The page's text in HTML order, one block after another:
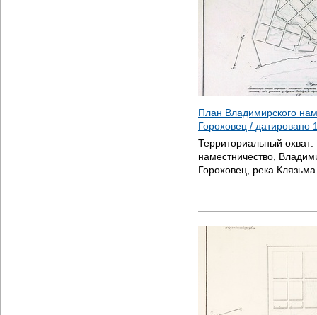
План Владимирского
Гороховец / датировано
Территориальный охват:
наместничество,
Гороховец, река Клязьма